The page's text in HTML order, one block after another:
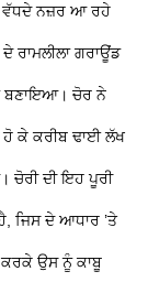
ਵੱਧਦੇ ਨਜ਼ਰ ਆ ਰਹੇ
ਰਾਮਲੀਲਾ ਗਰਾਊਂਡ
ਬਣਾਇਆ। ਚੋਰ ਨੇ
ਕੇ ਕਰੀਬ ਢਾਈ ਲੱਖ
ਚੋਰੀ ਦੀ ਇਹ ਪੂਰੀ
ਜਿਸ ਦੇ ਆਧਾਰ ’ਤੇ
ਕਰਕੇ ਉਸ ਨੂੰ ਕਾਬੂ